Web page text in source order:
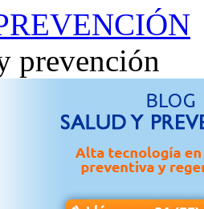
prevención